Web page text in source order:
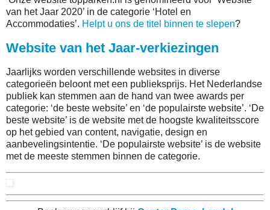
van het Jaar 2020’ in de categorie ‘Hotel en
Accommodaties’. Helpt u ons de titel binnen te slepen?
Website van het Jaar-verkiezingen
Jaarlijks worden verschillende websites in diverse
categorieën beloont met een publieksprijs. Het Nederlandse
publiek kan stemmen aan de hand van twee awards per
categorie: ‘de beste website’ en ‘de populairste website’. ‘De
beste website’ is de website met de hoogste kwaliteitsscore
op het gebied van content, navigatie, design en
aanbevelingsintentie. ‘De populairste website’ is de website
met de meeste stemmen binnen de categorie.